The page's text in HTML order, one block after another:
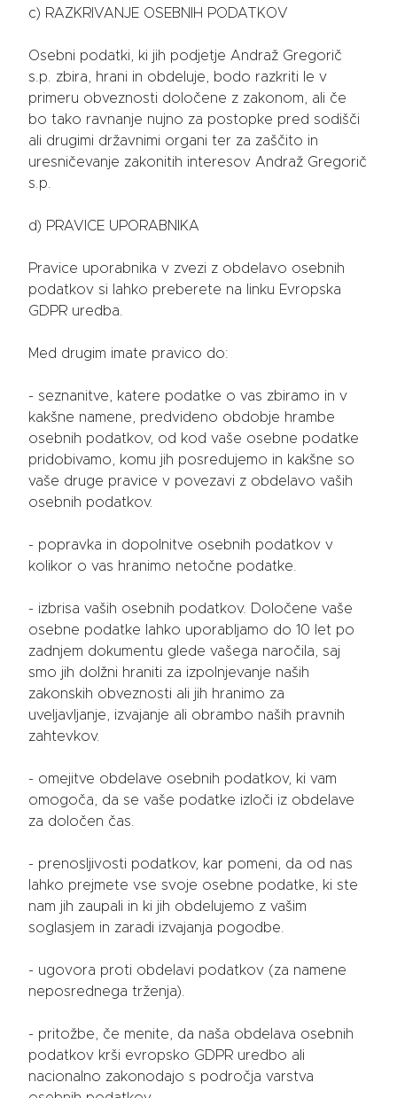
c) RAZKRIVANJE OSEBNIH PODATKOV
Osebni podatki, ki jih podjetje Andraž Gregorič
s.p. zbira, hrani in obdeluje, bodo razkriti le v
primeru obveznosti določene z zakonom, ali če
bo tako ravnanje nujno za postopke pred sodišči
ali drugimi državnimi organi ter za zaščito in
uresničevanje zakonitih interesov Andraž Gregorič
s.p.
d) PRAVICE UPORABNIKA
Pravice uporabnika v zvezi z obdelavo osebnih
podatkov si lahko preberete na linku Evropska
GDPR uredba.
Med drugim imate pravico do:
- seznanitve, katere podatke o vas zbiramo in v
kakšne namene, predvideno obdobje hrambe
osebnih podatkov, od kod vaše osebne podatke
pridobivamo, komu jih posredujemo in kakšne so
vaše druge pravice v povezavi z obdelavo vaših
osebnih podatkov.
- popravka in dopolnitve osebnih podatkov v
kolikor o vas hranimo netočne podatke.
- izbrisa vaših osebnih podatkov. Določene vaše
osebne podatke lahko uporabljamo do 10 let po
zadnjem dokumentu glede vašega naročila, saj
smo jih dolžni hraniti za izpolnjevanje naših
zakonskih obveznosti ali jih hranimo za
uveljavljanje, izvajanje ali obrambo naših pravnih
zahtevkov.
- omejitve obdelave osebnih podatkov, ki vam
omogoča, da se vaše podatke izloči iz obdelave
za določen čas.
- prenosljivosti podatkov, kar pomeni, da od nas
lahko prejmete vse svoje osebne podatke, ki ste
nam jih zaupali in ki jih obdelujemo z vašim
soglasjem in zaradi izvajanja pogodbe.
- ugovora proti obdelavi podatkov (za namene
neposrednega trženja).
- pritožbe, če menite, da naša obdelava osebnih
podatkov krši evropsko GDPR uredbo ali
nacionalno zakonodajo s področja varstva